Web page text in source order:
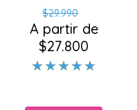
Precio
habitual
$29.990Precio
de
oferta
A partir de
$27.800